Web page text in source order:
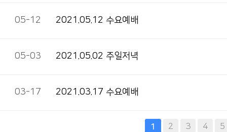
05-12 2021.05.12 수요예배
05-03 2021.05.02 주일저녁
03-17 2021.03.17 수요예배
1 2 3 4 5